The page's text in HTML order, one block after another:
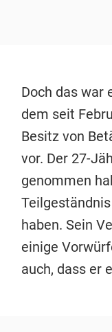
Doch das war
dem seit
Besitz von
vor. Der 27-
genommen
haben. Sein
einige
auch, dass er